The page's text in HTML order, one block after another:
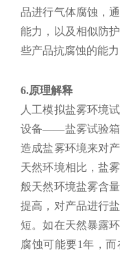
品进行气体腐蚀，
能力，以及相似防
些产品抗腐蚀的能力
6.原理解释
人工模拟盐雾环境
设备——盐雾试验箱
造成盐雾环境来对
天然环境相比，盐
般天然环境盐雾含
提高，对产品进行
短。如在天然暴露
腐蚀可能要1年，